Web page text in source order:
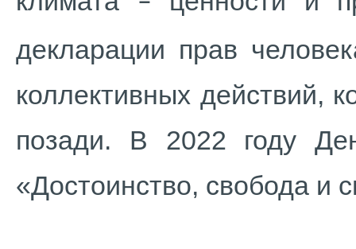
декларации прав
коллективных действий,
позади. В 2022 году
«Достоинство, свобода и